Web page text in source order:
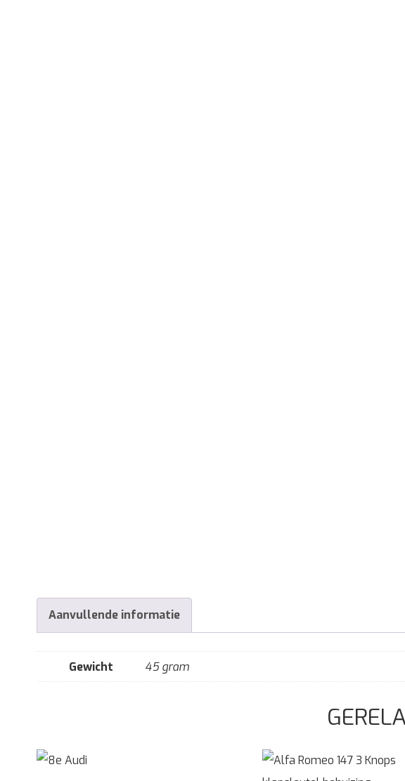
Aanvullende informatie
Gewicht 45 gram